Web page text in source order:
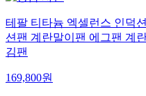
테팔 티타늄 엑셀런스 인덕
션팬 계란말이팬 에그팬 계
김팬
169,800원